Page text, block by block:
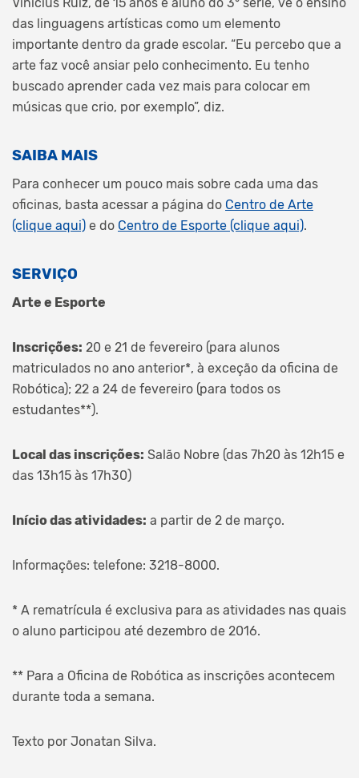
Vinicius Ruiz, de 15 anos e aluno do 3° série, vê o ensino
das linguagens artísticas como um elemento
importante dentro da grade escolar. “Eu percebo que a
arte faz você ansiar pelo conhecimento. Eu tenho
buscado aprender cada vez mais para colocar em
músicas que crio, por exemplo”, diz.
SAIBA MAIS
Para conhecer um pouco mais sobre cada uma das
oficinas, basta acessar a página do Centro de Arte
(clique aqui) e do Centro de Esporte (clique aqui).
SERVIÇO
Arte e Esporte
Inscrições: 20 e 21 de fevereiro (para alunos
matriculados no ano anterior*, à exceção da oficina de
Robótica); 22 a 24 de fevereiro (para todos os
estudantes**).
Local das inscrições: Salão Nobre (das 7h20 às 12h15 e
das 13h15 às 17h30)
Início das atividades: a partir de 2 de março.
Informações: telefone: 3218-8000.
* A rematrícula é exclusiva para as atividades nas quais
o aluno participou até dezembro de 2016.
** Para a Oficina de Robótica as inscrições acontecem
durante toda a semana.
Texto por Jonatan Silva.